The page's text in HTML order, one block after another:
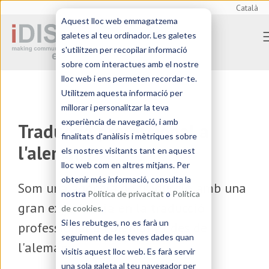
Aquest lloc web emmagatzema
galetes al teu ordinador. Les galetes
s'utilitzen per recopilar informació
sobre com interactues amb el nostre
lloc web i ens permeten recordar-te.
Utilitzem aquesta informació per
millorar i personalitzar la teva
experiència de navegació, i amb
finalitats d'anàlisis i mètriques sobre
els nostres visitants tant en aquest
lloc web com en altres mitjans. Per
obtenir més informació, consulta la
nostra Política de privacitat o Política
de cookies.
Si les rebutges, no es farà un
seguiment de les teves dades quan
visitis aquest lloc web. Es farà servir
una sola galeta al teu navegador per
Català
Traducció professional a
l'alemany
Som unaagència de traducció amb una
gran experiència en la traducció
professional a l'alemany i des de
l'alemany